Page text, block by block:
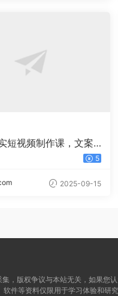
短视频制作课，文案
5
2025-09-15
，版权争议与本站无关，如果您
软件等资料仅限用于学习体验和